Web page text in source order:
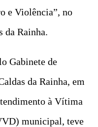
e Violência”, no
da Rainha.
Gabinete de
da Rainha, em
à Vítima
municipal, teve